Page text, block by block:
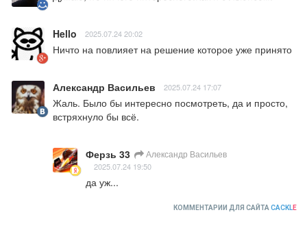
Hello 2025.07.24 20:02
Ничто на повлияет на решение которое уже принято
Александр Васильев 2025.07.24 17:07
Жаль. Было бы интересно посмотреть, да и просто,
встряхнуло бы всё.
Ферзь 33 Александр Васильев
2025.07.24 19:50
да уж...
КОММЕНТАРИИ ДЛЯ САЙТА CACKLE